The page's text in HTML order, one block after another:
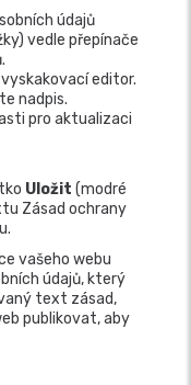
údajů
vedle přepínače
editor.
nadpis.
pro aktualizaci
Uložit (modré
Zásad ochrany
vašeho webu
údajů, který
text zásad,
publikovat, aby